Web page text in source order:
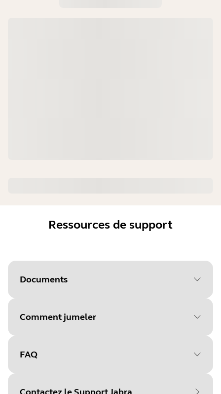
Ressources de support
Documents
Comment jumeler
Sélectionnez votre système
FAQ